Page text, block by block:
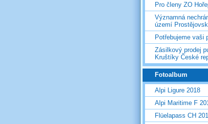
Pro členy ZO
Významná
území
Potřebujeme vaši
Zásilkový prodej
Kruštíky České
Fotoalbum
Alpi Ligure 2018
Alpi Maritime F
Flüelapass CH